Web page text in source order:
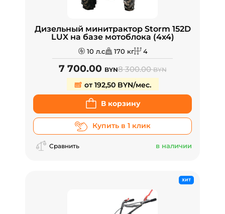
Дизельный минитрактор Storm 152D
LUX на базе мотоблока (4x4)
10 л.с 170 кг 4
7 700.00 BYN8 300.00BYN
от 192,50 BYN/мес.
В корзину
Купить в 1 клик
Сравнить в наличии
ХИТ